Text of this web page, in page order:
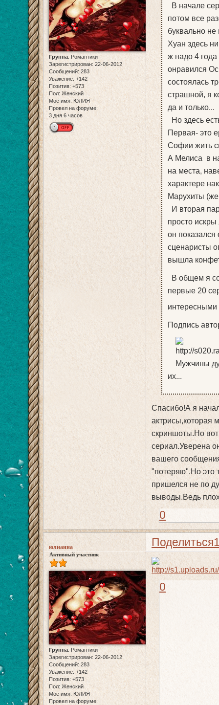
Группа: Романтики
Зарегистрирован: 22-06-2012
Сообщений: 283
Уважение: +142
Позитив: +573
Пол: Женский
Мое имя: ЮЛИЯ
Провел на форуме:
3 дня 6 часов
В начале
потом все
буквально
Хуан здесь
ж надо 4
онравился
состоялась
страшной, я
да и только...
Но здесь
Первая- это
Софии жить
А Мелиса в
на места,
характере
Марухиты
И вторая
просто
он
сценаристы
вышла
В общем я
первые 20
интересными
Подпись
Мужчины
их...
Спасибо!А я
актрисы,которая
скриншоты.Но вот
сериал.Уверена
вашего
"потеряю".Но это
пришелся не по
выводы.Ведь
0
Поделиться
юлианна
Активный участник
Группа: Романтики
Зарегистрирован: 22-06-2012
Сообщений:283
Уважение: +142
Позитив: +573
Пол: Женский
Мое имя: ЮЛИЯ
Провел на форуме:
0